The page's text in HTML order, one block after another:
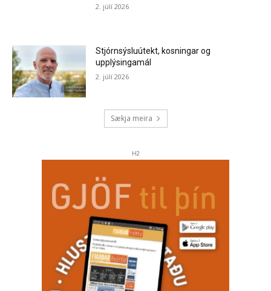
2. júlí 2026
Stjórnsýsluútekt, kosningar og
upplýsingamál
2. júlí 2026
Sækja meira
H2